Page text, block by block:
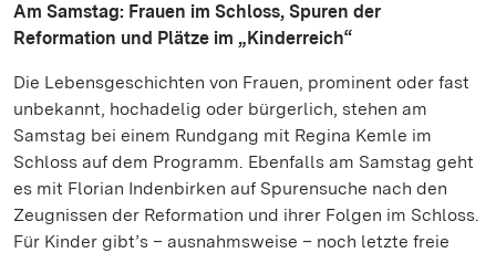
Am Samstag: Frauen im Schloss, Spuren der
Reformation und Plätze im „Kinderreich“
Die Lebensgeschichten von Frauen, prominent oder fast
unbekannt, hochadelig oder bürgerlich, stehen am
Samstag bei einem Rundgang mit Regina Kemle im
Schloss auf dem Programm. Ebenfalls am Samstag geht
es mit Florian Indenbirken auf Spurensuche nach den
Zeugnissen der Reformation und ihrer Folgen im Schloss.
Für Kinder gibt’s – ausnahmsweise – noch letzte freie